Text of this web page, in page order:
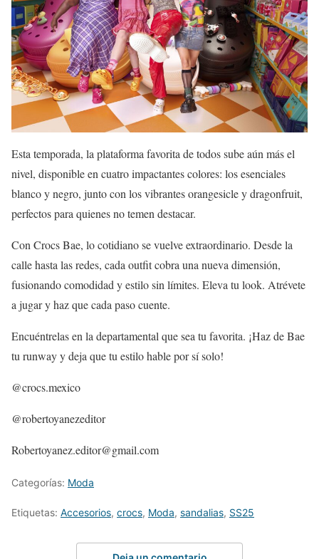
Esta temporada, la plataforma favorita de todos sube aún más el
nivel, disponible en cuatro impactantes colores: los esenciales
blanco y negro, junto con los vibrantes orangesicle y dragonfruit,
perfectos para quienes no temen destacar.
Con Crocs Bae, lo cotidiano se vuelve extraordinario. Desde la
calle hasta las redes, cada outfit cobra una nueva dimensión,
fusionando comodidad y estilo sin límites. Eleva tu look. Atrévete
a jugar y haz que cada paso cuente.
Encuéntrelas en la departamental que sea tu favorita. ¡Haz de Bae
tu runway y deja que tu estilo hable por sí solo!
@crocs.mexico
@robertoyanezeditor
Robertoyanez.editor@gmail.com
Categorías: Moda
Etiquetas: Accesorios, crocs, Moda, sandalias, SS25